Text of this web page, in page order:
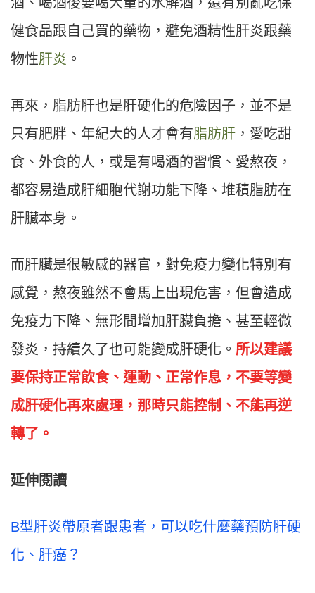
健食品跟自己買的藥物，避免酒精性肝炎跟藥
物性肝炎 。
再來，脂肪肝也是肝硬化的危險因子，並不是
只有肥胖、年紀大的人才會有脂肪肝 ，愛吃甜
食、外食的人，或是有喝酒的習慣、愛熬夜，
都容易造成肝細胞代謝功能下降、堆積脂肪在
肝臟本身。
而肝臟是很敏感的器官，對免疫力變化特別有
感覺，熬夜雖然不會馬上出現危害，但會造成
免疫力下降、無形間增加肝臟負擔、甚至輕微
發炎，持續久了也可能變成肝硬化。 所以建議
要保持正常飲食、運動、正常作息，不要等變
成肝硬化再來處理，那時只能控制、不能再逆
轉了。
延伸閱讀
B型肝炎帶原者跟患者，可以吃什麼藥預防肝硬
化、肝癌？